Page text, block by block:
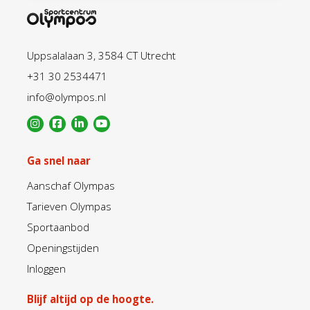
Uppsalalaan 3, 3584 CT Utrecht
+31 30 2534471
info@olympos.nl
Ga snel naar
Aanschaf Olympas
Tarieven Olympas
Sportaanbod
Openingstijden
Inloggen
Blijf altijd op de hoogte.